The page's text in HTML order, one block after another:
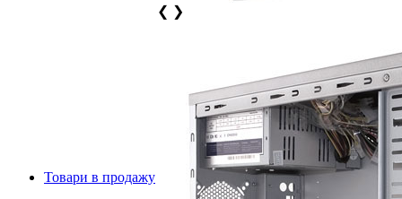
Товари в продажу
❮ ❯